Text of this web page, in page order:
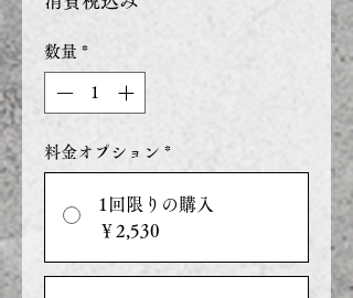
数量 *
料金オプション *
1回限りの購入
￥2,530